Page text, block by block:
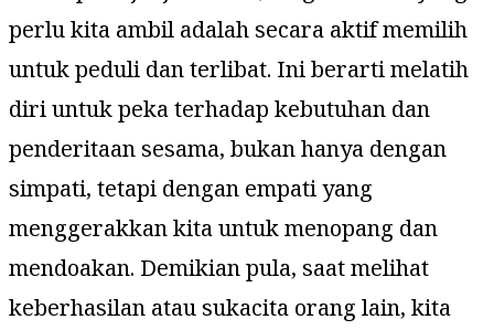
perlu kita ambil adalah secara aktif memilih
untuk peduli dan terlibat. Ini berarti melatih
diri untuk peka terhadap kebutuhan dan
penderitaan sesama, bukan hanya dengan
simpati, tetapi dengan empati yang
menggerakkan kita untuk menopang dan
mendoakan. Demikian pula, saat melihat
keberhasilan atau sukacita orang lain, kita